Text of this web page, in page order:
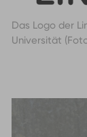
Das Logo der
Universität